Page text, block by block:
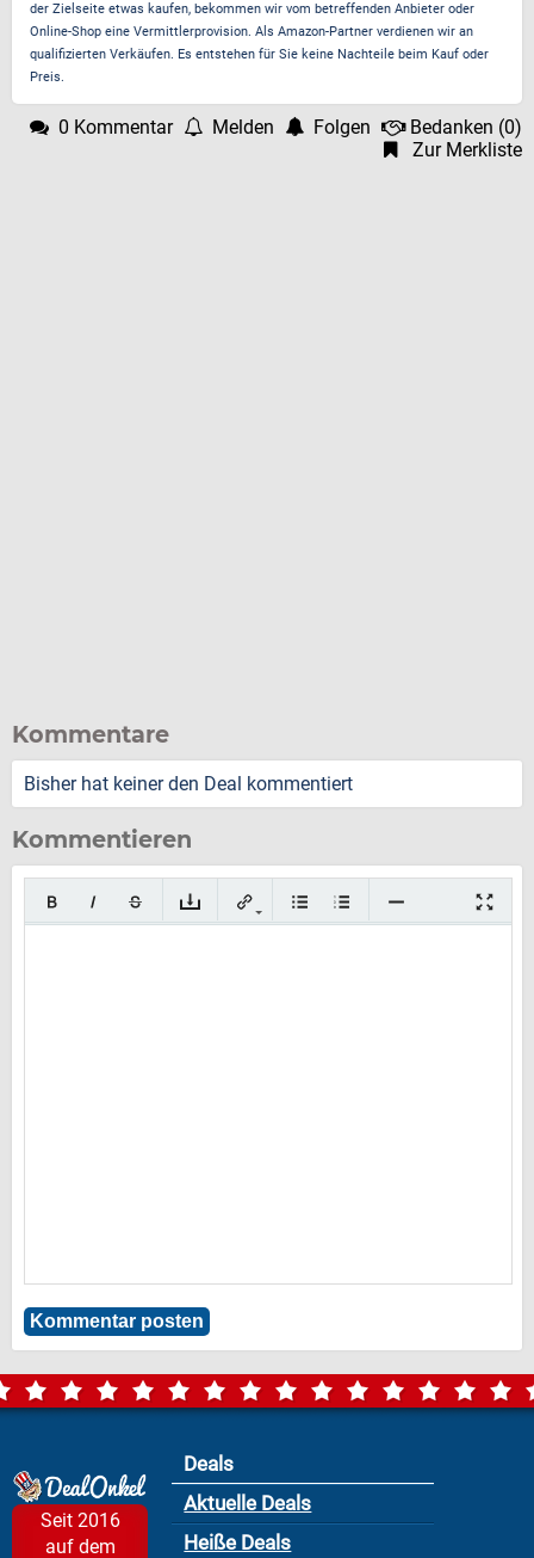
der Zielseite etwas kaufen, bekommen wir vom betreffenden Anbieter oder
Online-Shop eine Vermittlerprovision. Als Amazon-Partner verdienen wir an
qualifizierten Verkäufen. Es entstehen für Sie keine Nachteile beim Kauf oder
Preis.
0 Kommentar Melden Folgen Bedanken (0)
Zur Merkliste
Kommentare
Bisher hat keiner den Deal kommentiert
Kommentieren
Seit 2016
auf dem
Deals
Aktuelle Deals
Heiße Deals